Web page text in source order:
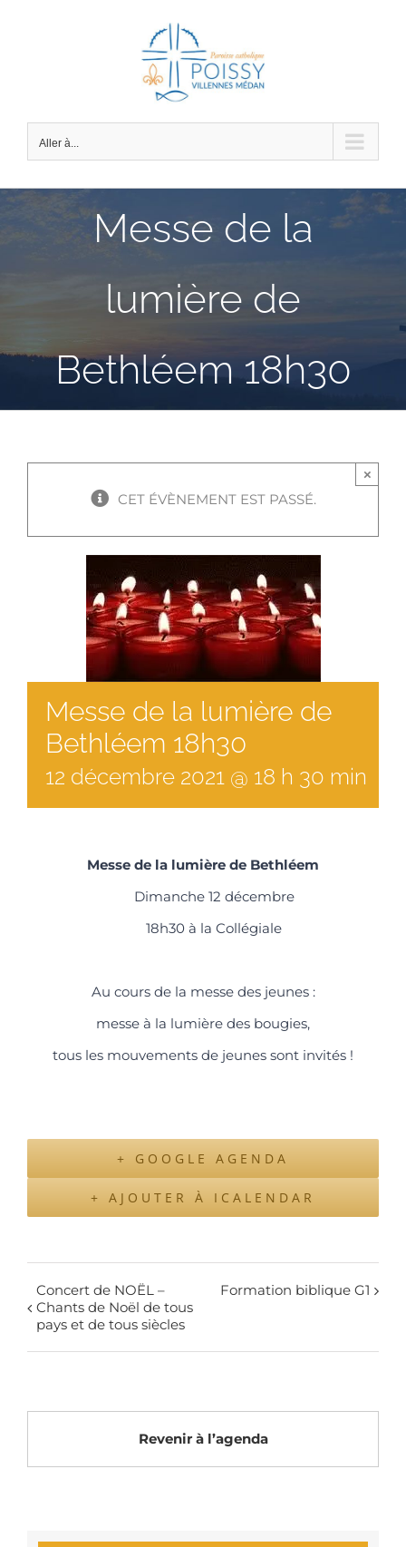
Aller à...
Messe de la
lumière de
Bethléem 18h30
CET ÉVÈNEMENT EST PASSÉ.
×
Messe de la lumière de
Bethléem 18h30
12 décembre 2021 @ 18 h 30 min
Messe de la lumière de Bethléem
Dimanche 12 décembre
18h30 à la Collégiale
Au cours de la messe des jeunes :
messe à la lumière des bougies,
tous les mouvements de jeunes sont invités !
+ GOOGLE AGENDA
+ AJOUTER À ICALENDAR
Concert de NOËL –
Chants de Noël de tous
pays et de tous siècles
Formation biblique G1
Revenir à l’agenda